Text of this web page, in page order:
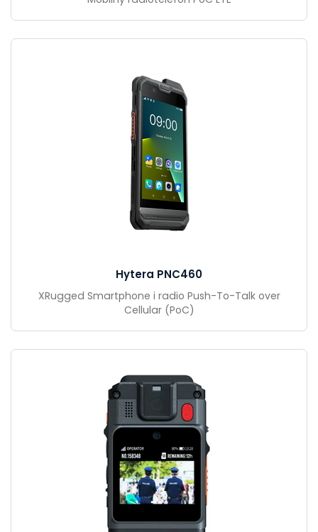
Hytera PNC460
XRugged Smartphone i radio Push-To-Talk over
Cellular (PoC)